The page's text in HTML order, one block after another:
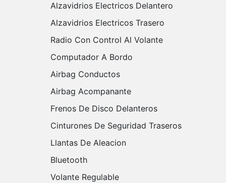
Alzavidrios Electricos Delantero
Alzavidrios Electricos Trasero
Radio Con Control Al Volante
Computador A Bordo
Airbag Conductos
Airbag Acompanante
Frenos De Disco Delanteros
Cinturones De Seguridad Traseros
Llantas De Aleacion
Bluetooth
Volante Regulable